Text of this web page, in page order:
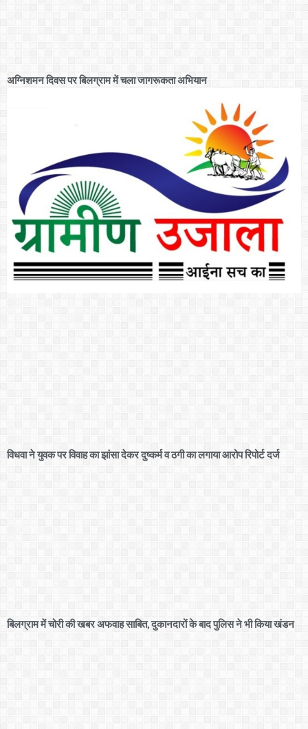
अग्निशमन दिवस पर बिलग्राम में चला जागरूकता अभियान
विधवा ने युवक पर विवाह का झांसा देकर दुष्कर्म व ठगी का लगाया आरोप रिपोर्ट दर्ज
बिलग्राम में चोरी की खबर अफवाह साबित, दुकानदारों के बाद पुलिस ने भी किया खंडन